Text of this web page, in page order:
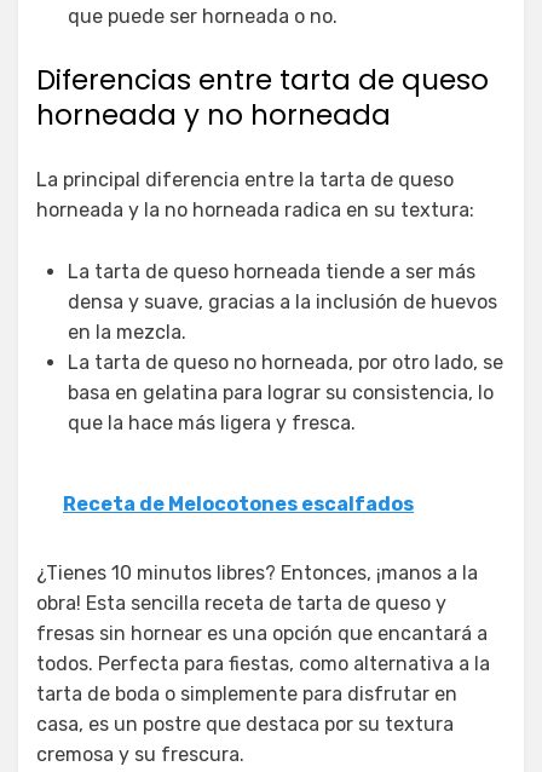
que puede ser horneada o no.
Diferencias entre tarta de queso
horneada y no horneada
La principal diferencia entre la tarta de queso
horneada y la no horneada radica en su textura:
La tarta de queso horneada tiende a ser más
densa y suave, gracias a la inclusión de huevos
en la mezcla.
La tarta de queso no horneada, por otro lado, se
basa en gelatina para lograr su consistencia, lo
que la hace más ligera y fresca.
Receta de Melocotones escalfados
¿Tienes 10 minutos libres? Entonces, ¡manos a la
obra! Esta sencilla receta de tarta de queso y
fresas sin hornear es una opción que encantará a
todos. Perfecta para fiestas, como alternativa a la
tarta de boda o simplemente para disfrutar en
casa, es un postre que destaca por su textura
cremosa y su frescura.